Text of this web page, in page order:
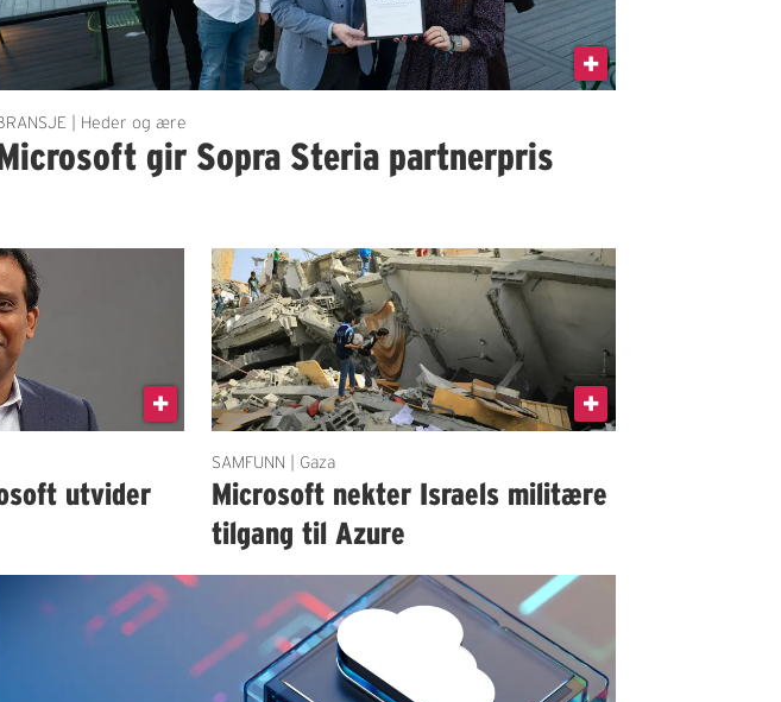
| Heder og ære
gir Sopra Steria partnerpris
utvider
SAMFUNN | Gaza
Microsoft nekter Israels militære
tilgang til Azure